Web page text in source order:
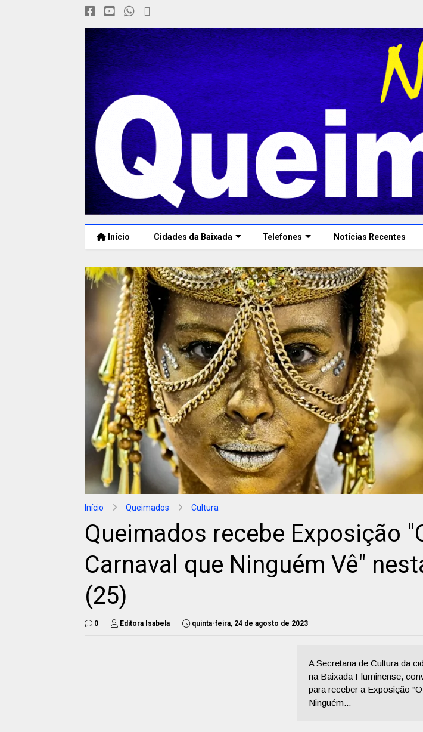
Início Cidades da Baixada Telefones Notícias Recentes
Início Queimados Cultura
Queimados recebe Exposição
Carnaval que Ninguém Vê"
(25)
0 Editora Isabela quinta-feira, 24 de agosto de 2023
A Secretaria de Cultura da
na Baixada Fluminense,
para receber a Exposição
Ninguém...